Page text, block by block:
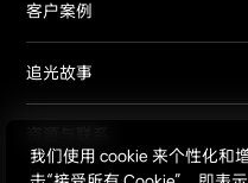
我们使用 cookie 来个性化和
客户案例
追光故事